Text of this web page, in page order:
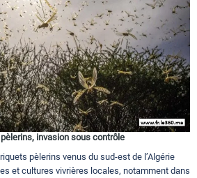
invasion sous contrôle
pèlerins venus du sud-est de l’Algérie
et cultures vivrières locales, notamment dans